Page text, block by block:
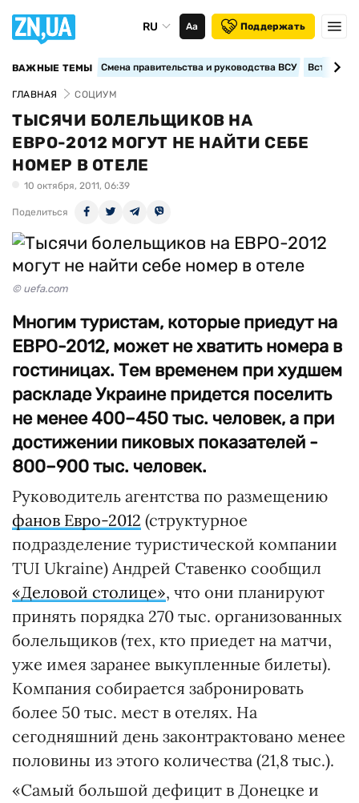
RU Аа Поддержать
ВАЖНЫЕ ТЕМЫ Смена правительства и руководства ВСУ
ГЛАВНАЯ СОЦИУМ
ТЫСЯЧИ БОЛЕЛЬЩИКОВ НА
ЕВРО-2012 МОГУТ НЕ НАЙТИ СЕБЕ
НОМЕР В ОТЕЛЕ
10 октября, 2011, 06:39
Поделиться
© uefa.com
Многим туристам, которые приедут на
ЕВРО-2012, может не хватить номера в
гостиницах. Тем временем при худшем
раскладе Украине придется поселить
не менее 400–450 тыс. человек, а при
достижении пиковых показателей -
800–900 тыс. человек.
Руководитель агентства по размещению
фанов Евро-2012 (структурное
подразделение туристической компании
TUI Ukraine) Андрей Ставенко сообщил
«Деловой столице», что они планируют
принять порядка 270 тыс. организованных
болельщиков (тех, кто приедет на матчи,
уже имея заранее выкупленные билеты).
Компания собирается забронировать
более 50 тыс. мест в отелях. На
сегодняшний день законтрактовано менее
половины из этого количества (21,8 тыс.).
«Самый большой дефицит в Донецке и